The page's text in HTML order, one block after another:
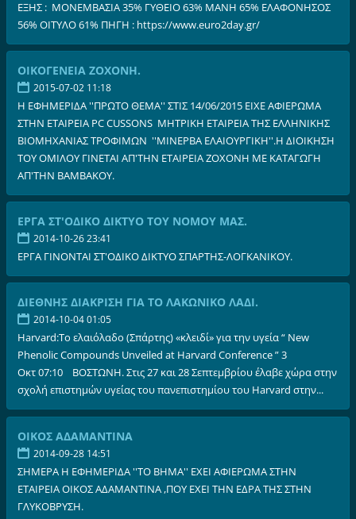
ΕΞΗΣ : ΜΟΝΕΜΒΑΣΙΑ 35% ΓΥΘΕΙΟ 63% ΜΑΝΗ 65% ΕΛΑΦΟΝΗΣΟΣ
56% ΟΙΤΥΛΟ 61% ΠΗΓΗ : https://www.euro2day.gr/
ΟΙΚΟΓΕΝΕΙΑ ΖΟΧΟΝΗ.
2015-07-02 11:18
Η ΕΦΗΜΕΡΙΔΑ ''ΠΡΩΤΟ ΘΕΜΑ'' ΣΤΙΣ 14/06/2015 ΕΙΧΕ ΑΦΙΕΡΩΜΑ
ΣΤΗΝ ΕΤΑΙΡΕΙΑ PC CUSSONS ΜΗΤΡΙΚΗ ΕΤΑΙΡΕΙΑ ΤΗΣ ΕΛΛΗΝΙΚΗΣ
ΒΙΟΜΗΧΑΝΙΑΣ ΤΡΟΦΙΜΩΝ ''ΜΙΝΕΡΒΑ ΕΛΑΙΟΥΡΓΙΚΗ''.Η ΔΙΟΙΚΗΣΗ
ΤΟΥ ΟΜΙΛΟΥ ΓΙΝΕΤΑΙ ΑΠ'ΤΗΝ ΕΤΑΙΡΕΙΑ ΖΟΧΟΝΗ ΜΕ ΚΑΤΑΓΩΓΗ
ΑΠ'ΤΗΝ ΒΑΜΒΑΚΟΥ.
ΕΡΓΑ ΣΤ'ΟΔΙΚΟ ΔΙΚΤΥΟ ΤΟΥ ΝΟΜΟΥ ΜΑΣ.
2014-10-26 23:41
ΕΡΓΑ ΓΙΝΟΝΤΑΙ ΣΤ'ΟΔΙΚΟ ΔΙΚΤΥΟ ΣΠΑΡΤΗΣ-ΛΟΓΚΑΝΙΚΟΥ.
ΔΙΕΘΝΗΣ ΔΙΑΚΡΙΣΗ ΓΙΑ ΤΟ ΛΑΚΩΝΙΚΟ ΛΑΔΙ.
2014-10-04 01:05
Harvard:Το ελαιόλαδο (Σπάρτης) «κλειδί» για την υγεία “ New
Phenolic Compounds Unveiled at Harvard Conference ” 3
Οκτ 07:10 ΒΟΣΤΩΝΗ. Στις 27 και 28 Σεπτεμβρίου έλαβε χώρα στην
σχολή επιστημών υγείας του πανεπιστημίου του Harvard στην...
ΟΙΚΟΣ ΑΔΑΜΑΝΤΙΝΑ
2014-09-28 14:51
ΣΗΜΕΡΑ Η ΕΦΗΜΕΡΙΔΑ ''ΤΟ ΒΗΜΑ'' ΕΧΕΙ ΑΦΙΕΡΩΜΑ ΣΤΗΝ
ΕΤΑΙΡΕΙΑ ΟΙΚΟΣ ΑΔΑΜΑΝΤΙΝΑ ,ΠΟΥ ΕΧΕΙ ΤΗΝ ΕΔΡΑ ΤΗΣ ΣΤΗΝ
ΓΛΥΚΟΒΡΥΣΗ.